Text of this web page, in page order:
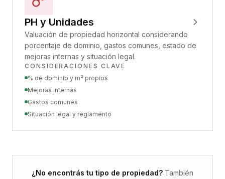
PH y Unidades
Valuación de propiedad horizontal considerando
porcentaje de dominio, gastos comunes, estado de
mejoras internas y situación legal.
CONSIDERACIONES CLAVE
% de dominio y m² propios
Mejoras internas
Gastos comunes
Situación legal y reglamento
¿No encontrás tu tipo de propiedad? También